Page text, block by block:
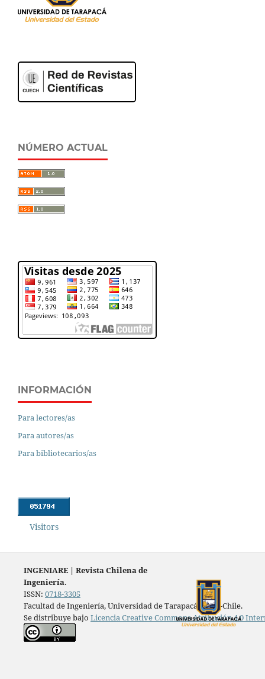
NÚMERO ACTUAL
INFORMACIÓN
Para lectores/as
Para autores/as
Para bibliotecarios/as
Visitors
INGENIARE | Revista Chilena de
Ingeniería.
ISSN: 0718-3305
Facultad de Ingeniería, Universidad de Tarapacá, Arica-Chile.
Se distribuye bajo Licencia Creative Commons Atribución 4.0